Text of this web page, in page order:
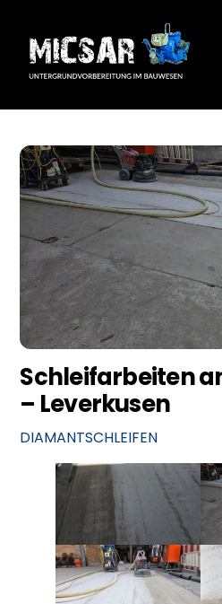
content
Schleifarbeiten
– Leverkusen
DIAMANTSCHLEIFEN